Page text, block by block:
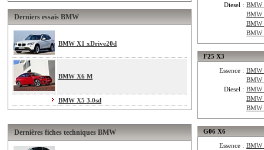
Derniers essais BMW
BMW X1 xDrive20d
BMW X6 M
BMW X5 3.0sd
Dernières fiches techniques BMW
Diesel : BMW
BMW
BMW
BMW
F25 X3
Essence : BMW
BMW
Diesel : BMW
BMW
BMW
G06 X6
Essence : BMW